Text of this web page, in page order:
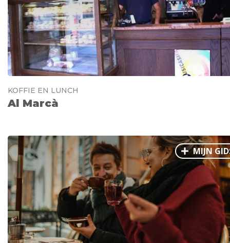
KOFFIE EN LUNCH
Al Marcà
MIJN